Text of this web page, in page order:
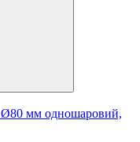
Ø80 мм одношаровий,